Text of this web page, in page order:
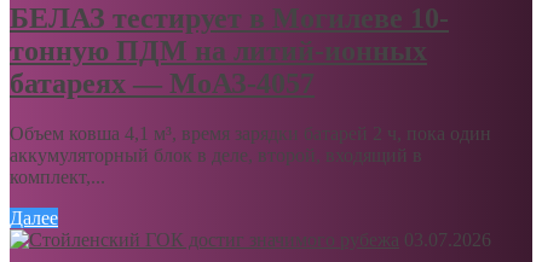
БЕЛАЗ тестирует в Могилеве 10-
тонную ПДМ на литий-ионных
батареях — МоАЗ-4057
Объем ковша 4,1 м³, время зарядки батарей 2 ч, пока один
аккумуляторный блок в деле, второй, входящий в
комплект,...
Далее
03.07.2026